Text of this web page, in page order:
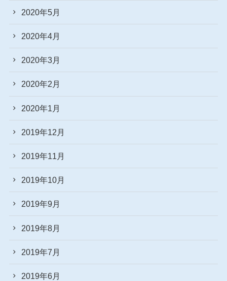
2020年5月
2020年4月
2020年3月
2020年2月
2020年1月
2019年12月
2019年11月
2019年10月
2019年9月
2019年8月
2019年7月
2019年6月